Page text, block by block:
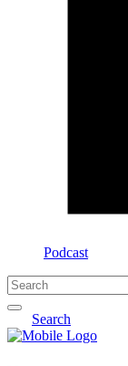
Podcast
Search